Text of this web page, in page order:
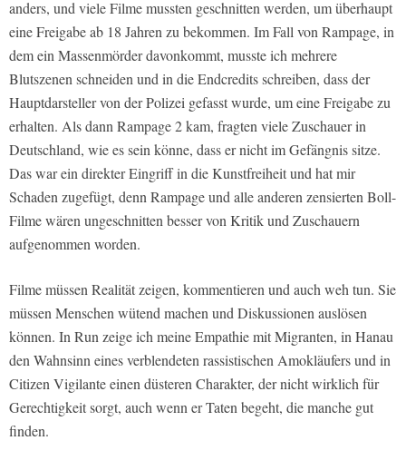
anders, und viele Filme mussten geschnitten werden, um überhaupt
eine Freigabe ab 18 Jahren zu bekommen. Im Fall von Rampage, in
dem ein Massenmörder davonkommt, musste ich mehrere
Blutszenen schneiden und in die Endcredits schreiben, dass der
Hauptdarsteller von der Polizei gefasst wurde, um eine Freigabe zu
erhalten. Als dann Rampage 2 kam, fragten viele Zuschauer in
Deutschland, wie es sein könne, dass er nicht im Gefängnis sitze.
Das war ein direkter Eingriff in die Kunstfreiheit und hat mir
Schaden zugefügt, denn Rampage und alle anderen zensierten Boll-
Filme wären ungeschnitten besser von Kritik und Zuschauern
aufgenommen worden.
Filme müssen Realität zeigen, kommentieren und auch weh tun. Sie
müssen Menschen wütend machen und Diskussionen auslösen
können. In Run zeige ich meine Empathie mit Migranten, in Hanau
den Wahnsinn eines verblendeten rassistischen Amokläufers und in
Citizen Vigilante einen düsteren Charakter, der nicht wirklich für
Gerechtigkeit sorgt, auch wenn er Taten begeht, die manche gut
finden.